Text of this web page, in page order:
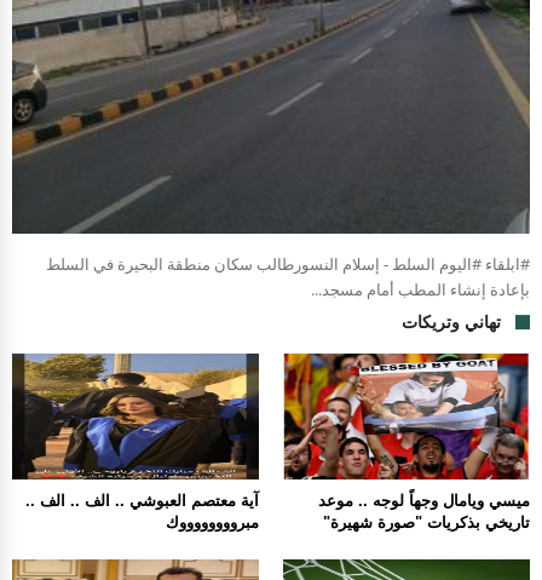
#ابلقاء #اليوم السلط - إسلام النسورطالب سكان منطقة البحيرة في السلط
بإعادة إنشاء المطب أمام مسجد...
تهاني وتريكات
آية معتصم العبوشي .. الف .. الف ..
مبرووووووووك
ميسي ويامال وجهاً لوجه .. موعد
تاريخي بذكريات "صورة شهيرة"